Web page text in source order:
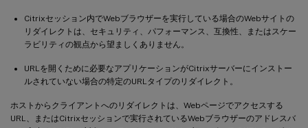
Citrixセッション内でWebブラウザーを実行している場合のWebサイトの
リダイレクトは、セキュリティ、パフォーマンス、互換性、またはスケー
ラビリティの観点から望ましくありません。
URLを開くために必要なアプリケーションがCitrixサーバーにインストー
ルされていない場合の特定のURLタイプのリダイレクト。
ホストからクライアントへのリダイレクトは、Webページでアクセスする
URL、またはCitrixセッションで実行されているWebブラウザーのアドレスバ